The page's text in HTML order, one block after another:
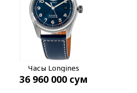
Часы Longines
L3.810.4.93.0
36 960 000 сум